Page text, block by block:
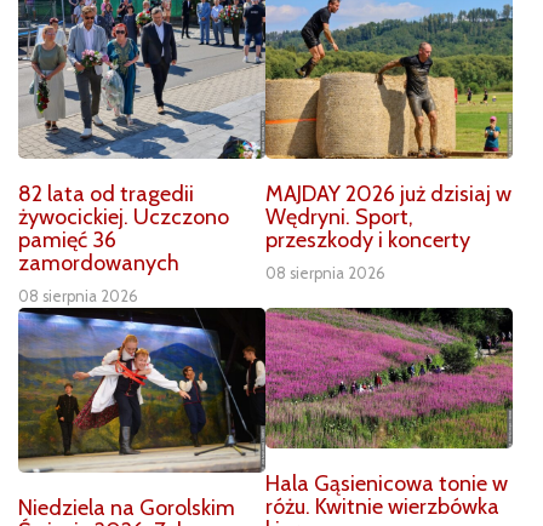
82 lata od tragedii
żywocickiej. Uczczono
pamięć 36
zamordowanych
08 sierpnia 2026
MAJDAY 2026 już dzisiaj w
Wędryni. Sport,
przeszkody i koncerty
08 sierpnia 2026
Niedziela na Gorolskim
Hala Gąsienicowa tonie w
różu. Kwitnie wierzbówka